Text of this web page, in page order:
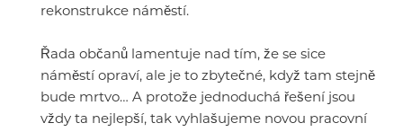
rekonstrukce náměstí.
Řada občanů lamentuje nad tím, že se sice
náměstí opraví, ale je to zbytečné, když tam stejně
bude mrtvo… A protože jednoduchá řešení jsou
vždy ta nejlepší, tak vyhlašujeme novou pracovní